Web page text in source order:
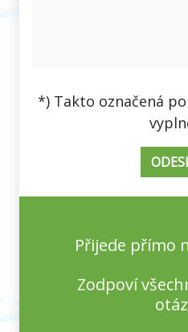
leave
leave
Přijede přímo
Zodpoví
*) Takto označená